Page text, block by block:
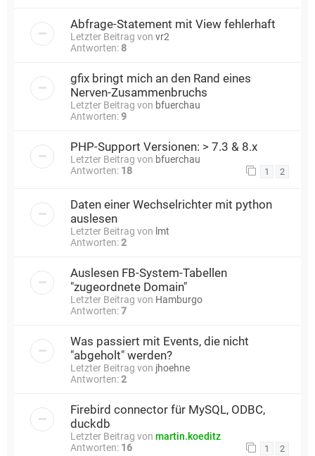
Abfrage-Statement mit View fehlerhaft
Letzter Beitrag von vr2
Antworten: 8
gfix bringt mich an den Rand eines
Nerven-Zusammenbruchs
Letzter Beitrag von bfuerchau
Antworten:9
PHP-Support Versionen: > 7.3 & 8.x
Letzter Beitrag von bfuerchau
Antworten: 18 1 2
Daten einer Wechselrichter mit python
auslesen
Letzter Beitrag von lmt
Antworten:2
Auslesen FB-System-Tabellen
"zugeordnete Domain"
Letzter Beitrag von Hamburgo
Antworten:7
Was passiert mit Events, die nicht
"abgeholt" werden?
Letzter Beitrag von jhoehne
Antworten:2
Firebird connector für MySQL, ODBC,
duckdb
Letzter Beitrag von martin.koeditz
Antworten: 16 1 2